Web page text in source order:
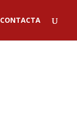
CONTACTA